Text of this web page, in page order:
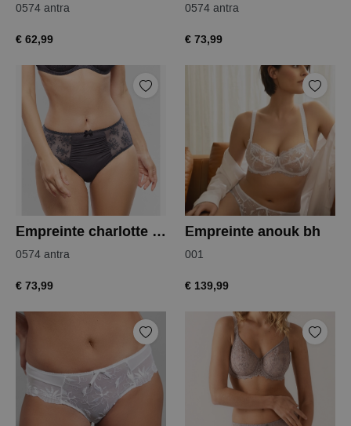
0574 antra
€ 62,99
0574 antra
€ 73,99
Empreinte charlotte tailleslip
0574 antra
€ 73,99
Empreinte anouk bh
001
€ 139,99